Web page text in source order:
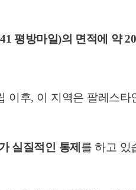
평방마일)의 면적에 약
이후, 이 지역은 팔레스타
실질적인 통제 를 하고 있